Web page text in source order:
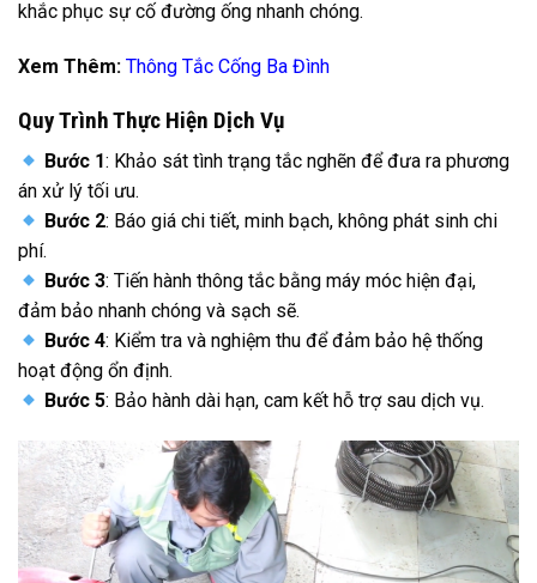
khắc phục sự cố đường ống nhanh chóng.
Xem Thêm: Thông Tắc Cống Ba Đình
Quy Trình Thực Hiện Dịch Vụ
Bước 1: Khảo sát tình trạng tắc nghẽn để đưa ra phương
án xử lý tối ưu.
Bước 2: Báo giá chi tiết, minh bạch, không phát sinh chi
phí.
Bước 3: Tiến hành thông tắc bằng máy móc hiện đại,
đảm bảo nhanh chóng và sạch sẽ.
Bước 4: Kiểm tra và nghiệm thu để đảm bảo hệ thống
hoạt động ổn định.
Bước 5: Bảo hành dài hạn, cam kết hỗ trợ sau dịch vụ.